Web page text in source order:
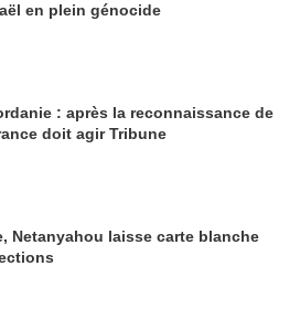
en plein génocide
: après la reconnaissance de
doit agir Tribune
Netanyahou laisse carte blanche